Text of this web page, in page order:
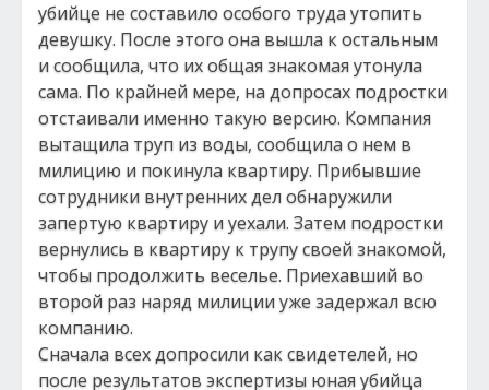
убийце не составило особого труда утопить
девушку. После этого она вышла к остальным
и сообщила, что их общая знакомая утонула
сама. По крайней мере, на допросах подростки
отстаивали именно такую версию. Компания
вытащила труп из воды, сообщила о нем в
милицию и покинула квартиру. Прибывшие
сотрудники внутренних дел обнаружили
запертую квартиру и уехали. Затем подростки
вернулись в квартиру к трупу своей знакомой,
чтобы продолжить веселье. Приехавший во
второй раз наряд милиции уже задержал всю
компанию.
Сначала всех допросили как свидетелей, но
после результатов экспертизы юная убийца